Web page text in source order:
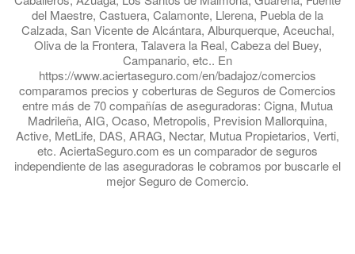
del Maestre, Castuera, Calamonte, Llerena, Puebla de la
Calzada, San Vicente de Alcántara, Alburquerque, Aceuchal,
Oliva de la Frontera, Talavera la Real, Cabeza del Buey,
Campanario, etc.. En
https://www.aciertaseguro.com/en/badajoz/comercios
comparamos precios y coberturas de Seguros de Comercios
entre más de 70 compañías de aseguradoras: Cigna, Mutua
Madrileña, AIG, Ocaso, Metropolis, Prevision Mallorquina,
Active, MetLife, DAS, ARAG, Nectar, Mutua Propietarios, Verti,
etc. AciertaSeguro.com es un comparador de seguros
independiente de las aseguradoras le cobramos por buscarle el
mejor Seguro de Comercio.